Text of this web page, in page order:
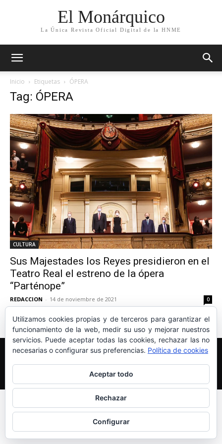
El Monárquico
La Única Revista Oficial Digital de la HNME
Inicio Etiquetas ÓPERA
Tag: ÓPERA
CULTURA
Sus Majestades los Reyes presidieron en el
Teatro Real el estreno de la ópera
“Parténope”
REDACCION - 14 de noviembre de 2021 0
Edición y Redacción Aviso legal
Política de cookies
© Newspaper WordPress Theme by TagDiv
Utilizamos cookies propias y de terceros para garantizar el
funcionamiento de la web, medir su uso y mejorar nuestros
servicios. Puede aceptar todas las cookies, rechazar las no
necesarias o configurar sus preferencias. Política de cookies
Aceptar todo
Rechazar
Configurar